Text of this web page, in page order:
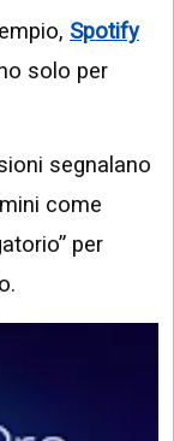
Spotify
solo per
segnalano
come
per